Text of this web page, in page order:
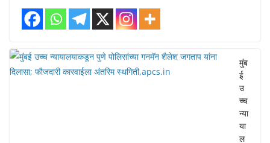
मुंब
ई
उ
च्च
न्या
या
ल